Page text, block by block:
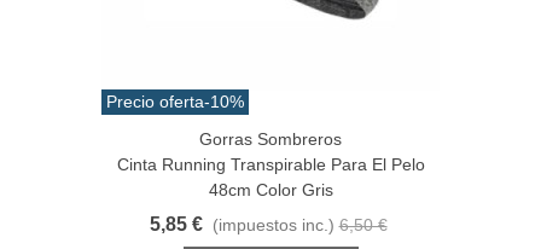
Precio oferta-10%
Gorras Sombreros
Cinta Running Transpirable Para El Pelo
48cm Color Gris
5,85 € (impuestos inc.) 6,50 €